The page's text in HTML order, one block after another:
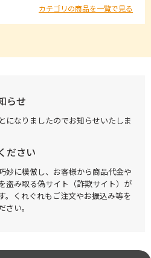
カテゴリの商品を一覧で見る
らせ
になりましたのでお知らせいたしま
ださい
妙に模倣し、お客様から商品代金や
盗み取る偽サイト（詐欺サイト）が
。くれぐれもご注文やお振込み等を
い。